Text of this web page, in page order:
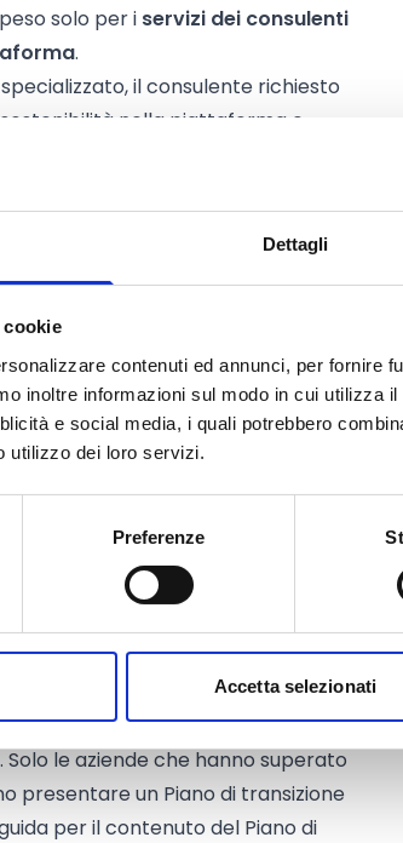
Dettagli
contenuti ed annunci, per fornire
inoltre informazioni sul modo in cui utilizza
e social media, i quali potrebbero
utilizzo dei loro servizi.
Preferenze
Accetta selezionati
solo per i servizi dei consulenti
.
il consulente richiesto
nella piattaforma e
sono
tessile, elettronica, mobilità-
energetica, energie
costruzioni, commercio al
turismo, industrie creative e
l'Open Call sono
degli Stati membri dell'UE o in
finanziarie STAGE
il progetto STAGE SME
(figura 1) nella piattaforma
STAGE Initial Assessment e
le aziende che hanno superato
presentare un Piano di transizione
per il contenuto del Piano di